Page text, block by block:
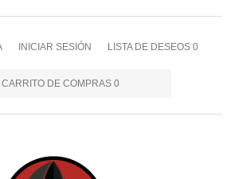
INICIAR SESIÓN LISTA DE DESEOS 0
CARRITO DE COMPRAS 0